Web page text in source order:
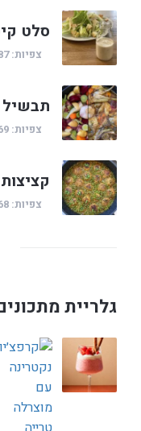
סלט
צפיות: 49287
תבשיל
צפיות: 33269
צפיות: 32768
גלריית